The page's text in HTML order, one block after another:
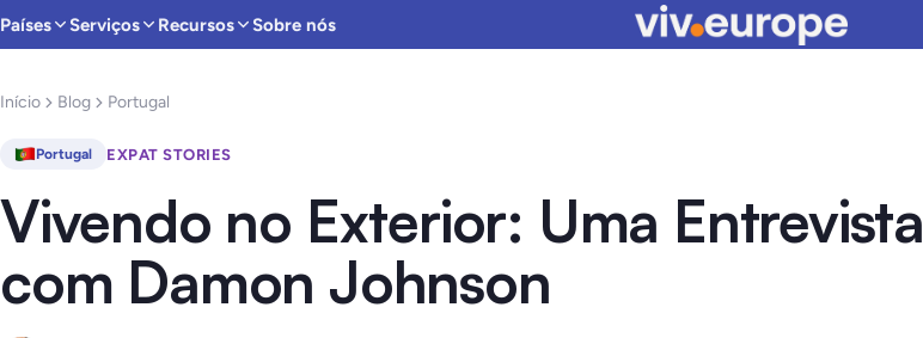
Países Serviços Recursos Sobre nós
Início Blog Portugal
Portugal EXPAT STORIES
Vivendo no Exterior: Uma Entrevista
com Damon Johnson